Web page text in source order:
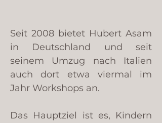
Seit 2008 bietet Hubert Asam
in Deutschland und seit
seinem Umzug nach Italien
auch dort etwa viermal im
Jahr Workshops an.
Das Hauptziel ist es, Kindern